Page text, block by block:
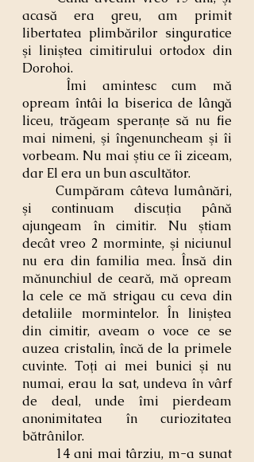
acasă era greu, am primit
libertatea plimbărilor singuratice
şi liniştea cimitirului ortodox din
Dorohoi.
opream întâi la biserica de lângă
liceu, trăgeam speranţe să nu fie
mai nimeni, şi îngenuncheam şi îi
vorbeam. Nu mai ştiu ce îi ziceam,
dar El era un bun ascultător.
	Cumpăram câteva lumânări,
şi continuam discuţia până
ajungeam în cimitir. Nu ştiam
decât vreo 2 morminte, şi niciunul
nu era din familia mea. Însă din
mănunchiul de ceară, mă opream
la cele ce mă strigau cu ceva din
detaliile mormintelor. În liniştea
din cimitir, aveam o voce ce se
auzea cristalin, încă de la primele
cuvinte. Toţi ai mei bunici şi nu
numai, erau la sat, undeva în vârf
de deal, unde îmi pierdeam
anonimitatea în curiozitatea
bătrânilor.